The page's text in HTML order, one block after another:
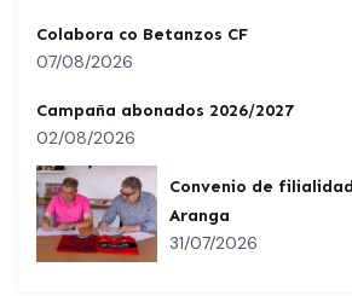
Colabora co Betanzos CF
07/08/2026
Campaña abonados 2026/2027
02/08/2026
Convenio de
Aranga
31/07/2026